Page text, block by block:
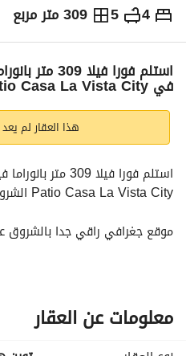
4
5 309 متر مربع ج.م15,000,000
التفاصيل الاتجاهات
استلم فورا
في El Patio Casa La Vista City الشروق بجوار كارفور
هذا العقار لم
Patio Casa La Vista City الشروق بجوار كارفور
الكمبوند مبني و عايش و فوري
معلومات عن العقار